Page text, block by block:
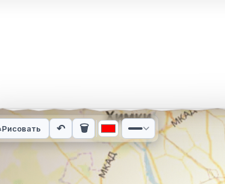
карта автомобильного маршрута из
Рисовать ↶ 🗑